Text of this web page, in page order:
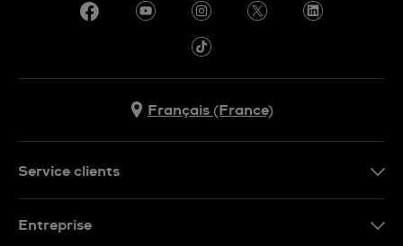
Français (France)
Service clients
Entreprise